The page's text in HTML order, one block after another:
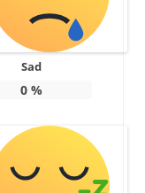
Sad
0 %